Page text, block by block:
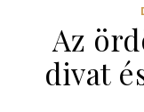
Az
divat